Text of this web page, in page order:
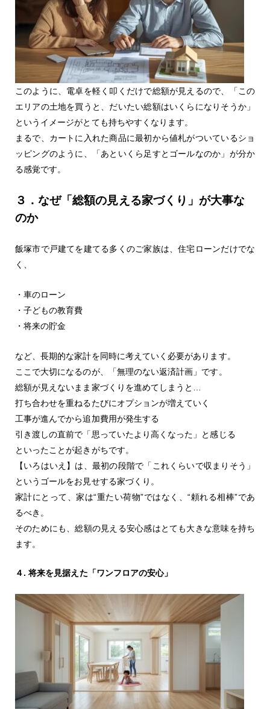
このように、電卓を軽く叩くだけで総額が見えるので、「この
エリアの土地を買うと、だいたい総額はいくらになりそうか」
というイメージがとても持ちやすくなります。
まるで、カートに入れた商品に最初から値札がついているショ
ッピングのように、「あといくら足すとゴールなのか」が分か
る感覚です。
３．なぜ「総額の見える家づくり」が大事な
のか
飯塚市で戸建てを建てる多くのご家族は、住宅ローンだけでな
く、
・車のローン
・子どもの教育費
・将来の貯金
など、長期的な家計を同時に考えていく必要があります。
ここで大切になるのが、「無理のない返済計画」です。
総額が見えないまま家づくりを進めてしまうと…
打ち合わせを重ねるたびにオプションが増えていく
工事が進んでから追加費用が発生する
引き渡しの直前で「思っていたより高くなった」と感じる
といったことが起きがちです。
【いろはいえ】は、最初の段階で「これくらいで収まりそう」
というゴールをお見せする家づくり。
家計にとって、家は“重たい荷物”ではなく、“頼れる相棒”であ
るべき。
そのためにも、総額の見える安心感はとても大きな意味を持ち
ます。
４. 将来を見据えた「ワンフロアの安心」